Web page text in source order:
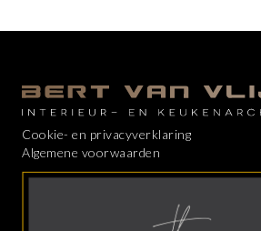
Cookie- en privacyverklaring
Algemene voorwaarden